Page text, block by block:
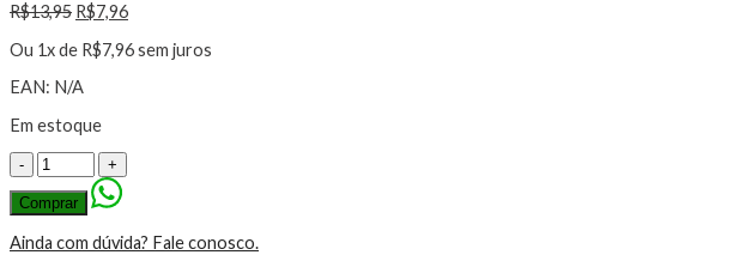
R$13,95 R$7,96
Ou 1x de R$7,96sem juros
EAN: N/A
Em estoque
Stencil
OPA
2962-
Country
Casa
Comprar
Ainda com dúvida? Fale conosco.